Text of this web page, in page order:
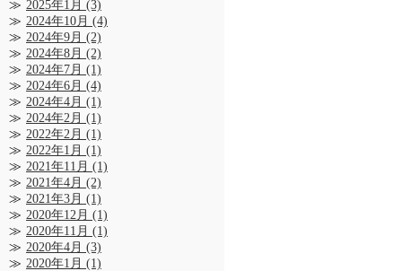
2025年1月 (3)
2024年10月 (4)
2024年9月 (2)
2024年8月 (2)
2024年7月 (1)
2024年6月 (4)
2024年4月 (1)
2024年2月 (1)
2022年2月 (1)
2022年1月 (1)
2021年11月 (1)
2021年4月 (2)
2021年3月 (1)
2020年12月 (1)
2020年11月 (1)
2020年4月 (3)
2020年1月 (1)